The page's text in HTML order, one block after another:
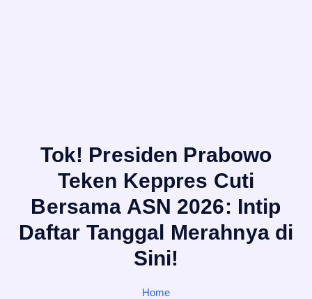
Tok! Presiden Prabowo
Teken Keppres Cuti
Bersama ASN 2026: Intip
Daftar Tanggal Merahnya di
Sini!
Home